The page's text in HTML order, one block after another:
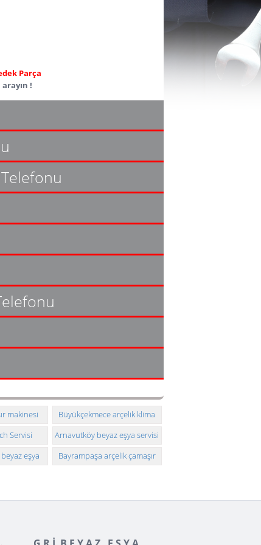
Parça
!
makinesi
Büyükçekmece arçelik klima
taşıması ve montajı
Servisi
Arnavutköy beyaz eşya servisi
eşya
Bayrampaşa arçelik çamaşır
makinesi teknik servisi